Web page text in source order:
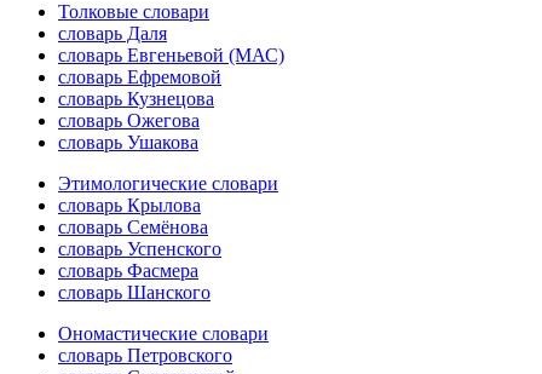
Толковые словари
словарь Даля
словарь Евгеньевой (МАС)
словарь Ефремовой
словарь Кузнецова
словарь Ожегова
словарь Ушакова
Этимологические словари
словарь Крылова
словарь Семёнова
словарь Успенского
словарь Фасмера
словарь Шанского
Ономастические словари
словарь Петровского